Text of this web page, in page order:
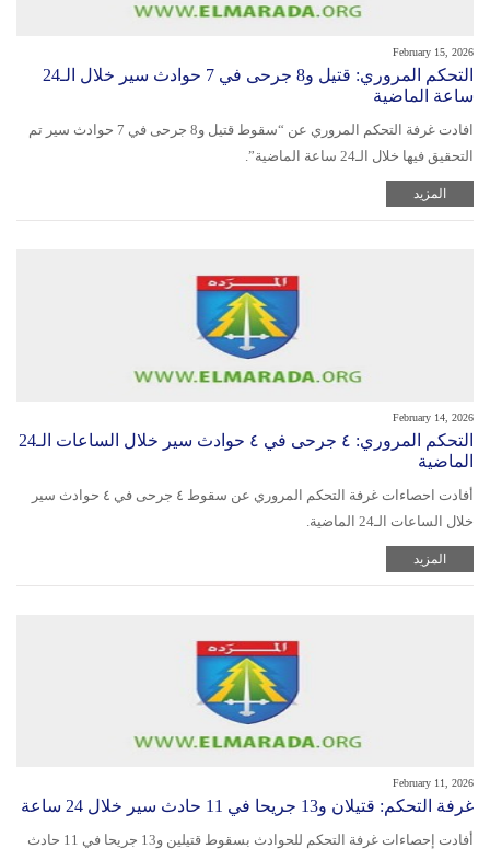
February 15, 2026
التحكم المروري: قتيل و8 جرحى في 7 حوادث سير خلال الـ24
ساعة الماضية
افادت غرفة التحكم المروري عن “سقوط قتيل و8 جرحى في 7 حوادث سير تم
التحقيق فيها خلال الـ24 ساعة الماضية”.
المزيد
February 14, 2026
التحكم المروري: ٤ جرحى في ٤ حوادث سير خلال الساعات الـ24
الماضية
أفادت احصاءات غرفة التحكم المروري عن سقوط ٤ جرحى في ٤ حوادث سير
خلال الساعات الـ24 الماضية.
المزيد
February 11, 2026
غرفة التحكم: قتيلان و13 جريحا في 11 حادث سير خلال 24 ساعة
أفادت إحصاءات غرفة التحكم للحوادث بسقوط قتيلين و13 جريحا في 11 حادث